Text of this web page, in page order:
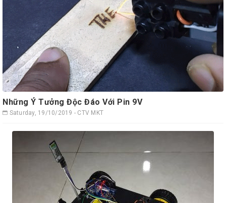
Những Ý Tưởng Độc Đáo Với Pin 9V
Saturday, 19/10/2019 - CTV MKT